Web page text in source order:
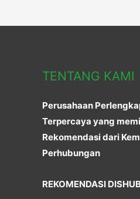
TENTANG KAMI
Perusahaan
Terpercaya yang
Rekomendasi dari
Perhubungan
REKOMENDASI